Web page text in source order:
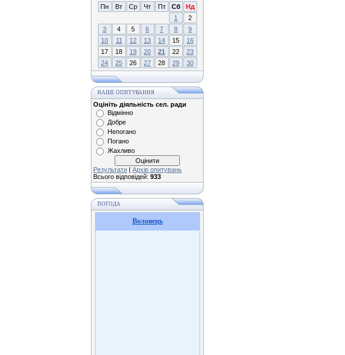
Пн
Вт Ср Чт Пт Сб
Нд
1
2
3
4 5 6 7 8
9
10
11 12 13 14 15
16
17
18 19 20 21 22
23
24
25 26 27 28 29 30
НАШЕ ОПИТУВАННЯ
Оцініть діяльність сел. ради
Відмінно
Добре
Непогано
Погано
Жахливо
Результати | Архів опитувань
Всього відповідей: 933
ПОГОДА
Воловець